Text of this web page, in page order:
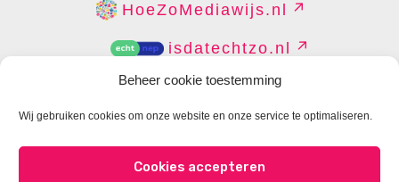
Beheer cookie toestemming
Wij gebruiken cookies om onze website en onze service te optimaliseren.
Cookies accepteren
HoeZoMediawijs.nl
isdatechtzo.nl
DISCLAIMER PRIVACY